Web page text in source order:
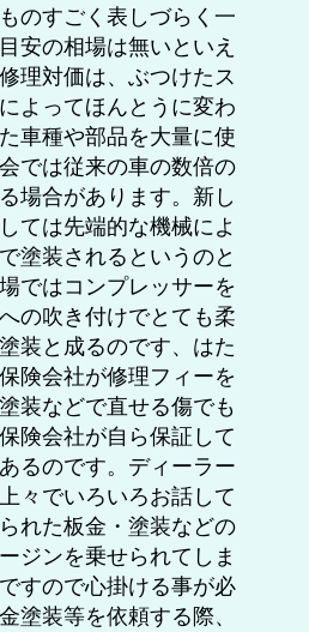
のすごく表しづらく一
安の相場は無いといえ
理対価は、ぶつけたス
よってほんとうに変わ
車種や部品を大量に使
では従来の車の数倍の
場合があります。新し
ては先端的な機械によ
塗装されるというのと
ではコンプレッサーを
の吹き付けでとても柔
装と成るのです、はた
険会社が修理フィーを
装などで直せる傷でも
険会社が自ら保証して
るのです。ディーラー
々でいろいろお話して
れた板金・塗装などの
ジンを乗せられてしま
すので心掛ける事が必
塗装等を依頼する際、